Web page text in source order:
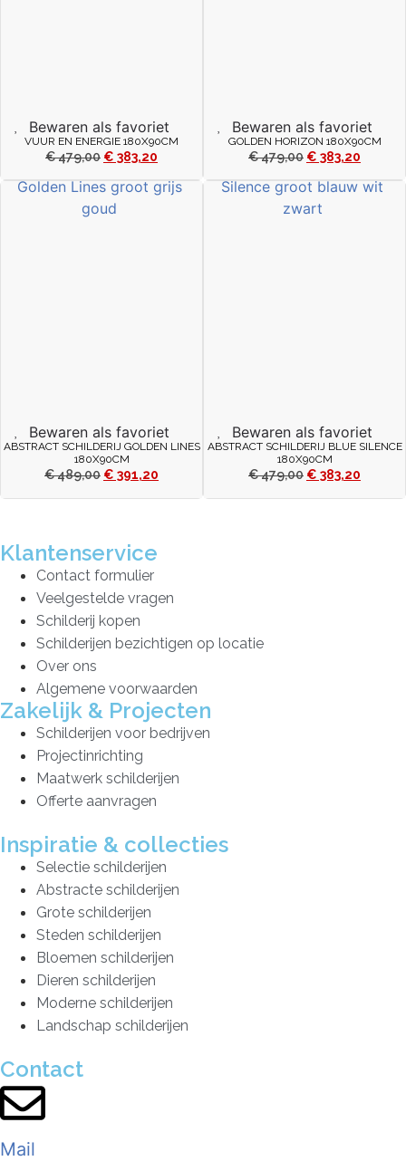
Bewaren als favoriet
VUUR EN ENERGIE 180X90CM
€479,00 € 383,20
Bewaren als favoriet
GOLDEN HORIZON 180X90CM
€479,00 € 383,20
Bewaren als favoriet
ABSTRACT SCHILDERIJ GOLDEN LINES
180X90CM
€489,00 € 391,20
Bewaren als favoriet
ABSTRACT SCHILDERIJ BLUE SILENCE
180X90CM
€479,00 € 383,20
Klantenservice
Contact formulier
Veelgestelde vragen
Schilderij kopen
Schilderijen bezichtigen op locatie
Over ons
Algemene voorwaarden
Zakelijk & Projecten
Schilderijen voor bedrijven
Projectinrichting
Maatwerk schilderijen
Offerte aanvragen
Inspiratie & collecties
Selectie schilderijen
Abstracte schilderijen
Grote schilderijen
Steden schilderijen
Bloemen schilderijen
Dieren schilderijen
Moderne schilderijen
Landschap schilderijen
Contact
Mail